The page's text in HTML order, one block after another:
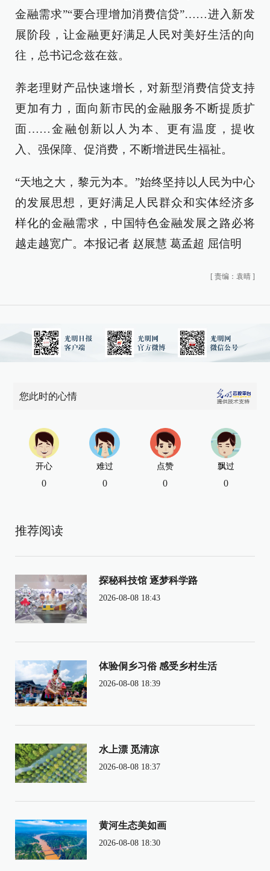
金融需求”“要合理增加消费信贷”……进入新发
展阶段，让金融更好满足人民对美好生活的向
往，总书记念兹在兹。
养老理财产品快速增长，对新型消费信贷支持
更加有力，面向新市民的金融服务不断提质扩
面……金融创新以人为本、更有温度，提收
入、强保障、促消费，不断增进民生福祉。
“天地之大，黎元为本。”始终坚持以人民为中心
的发展思想，更好满足人民群众和实体经济多
样化的金融需求，中国特色金融发展之路必将
越走越宽广。本报记者 赵展慧 葛孟超 屈信明
[ 责编：袁晴 ]
您此时的心情
开心
0
难过
0
点赞
0
飘过
0
推荐阅读
探秘科技馆 逐梦科学路
2026-08-08 18:43
体验侗乡习俗 感受乡村生活
2026-08-08 18:39
水上漂 觅清凉
2026-08-08 18:37
黄河生态美如画
2026-08-08 18:30